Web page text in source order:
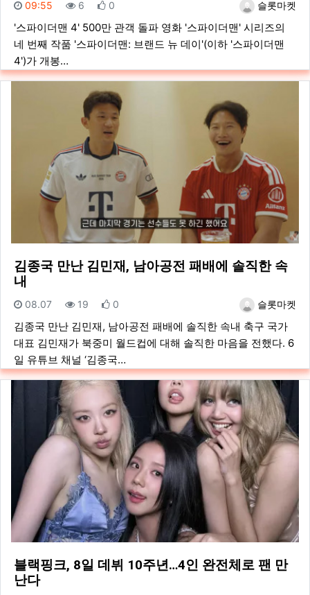
등록자슬롯마켓
등록일
09:55 조회
6 추천
0
'스파이더맨 4' 500만 관객 돌파 영화 '스파이더맨' 시리즈의
네 번째 작품 '스파이더맨: 브랜드 뉴 데이'(이하 '스파이더맨
4')가 개봉…
김종국 만난 김민재, 남아공전 패배에 솔직한 속
내
등록자슬롯마켓
등록일
08.07 조회
19 추천
0
김종국 만난 김민재, 남아공전 패배에 솔직한 속내 축구 국가
대표 김민재가 북중미 월드컵에 대해 솔직한 마음을 전했다. 6
일 유튜브 채널 ‘김종국…
블랙핑크, 8일 데뷔 10주년…4인 완전체로 팬 만
난다